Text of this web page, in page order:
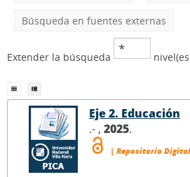
Búsqueda en fuentes externas
Extender la búsqueda
Eje 2. Educación
.- , 2025.
| Repositorio